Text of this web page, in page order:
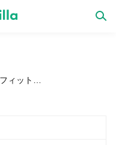
新作